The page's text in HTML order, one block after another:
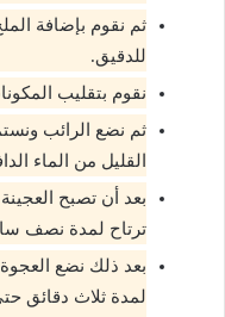
ثم نقوم بإضافة
للدقيق.
نقوم بتقليب
ثم نضع الرائب
القليل من الماء
بعد أن تصبح
ترتاح لمدة نصف
بعد ذلك نضع العجوة
لمدة ثلاث دقائق